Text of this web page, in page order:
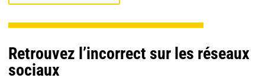
Retrouvez l’incorrect sur les réseaux
sociaux